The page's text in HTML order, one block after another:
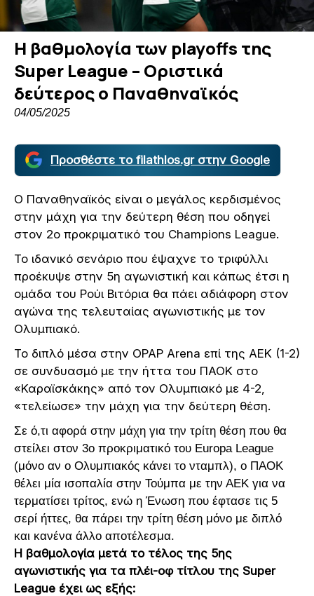
Η βαθμολογία των playoffs της
Super League – Οριστικά
δεύτερος ο Παναθηναϊκός
04/05/2025
Προσθέστε το filathlos.gr στην Google
Ο Παναθηναϊκός είναι ο μεγάλος κερδισμένος
στην μάχη για την δεύτερη θέση που οδηγεί
στον 2ο προκριματικό του Champions League.
Το ιδανικό σενάριο που έψαχνε το τριφύλλι
προέκυψε στην 5η αγωνιστική και κάπως έτσι η
ομάδα του Ρούι Βιτόρια θα πάει αδιάφορη στον
αγώνα της τελευταίας αγωνιστικής με τον
Ολυμπιακό.
Το διπλό μέσα στην OPAP Arena επί της ΑΕΚ (1-2)
σε συνδυασμό με την ήττα του ΠΑΟΚ στο
«Καραϊσκάκης» από τον Ολυμπιακό με 4-2,
«τελείωσε» την μάχη για την δεύτερη θέση.
Σε ό,τι αφορά στην μάχη για την τρίτη θέση που θα
στείλει στον 3ο προκριματικό του Europa League
(μόνο αν ο Ολυμπιακός κάνει το νταμπλ), ο ΠΑΟΚ
θέλει μία ισοπαλία στην Τούμπα με την ΑΕΚ για να
τερματίσει τρίτος, ενώ η Ένωση που έφτασε τις 5
σερί ήττες, θα πάρει την τρίτη θέση μόνο με διπλό
και κανένα άλλο αποτέλεσμα.
Η βαθμολογία μετά το τέλος της 5ης
αγωνιστικής για τα πλέι-οφ τίτλου της Super
League έχει ως εξής: